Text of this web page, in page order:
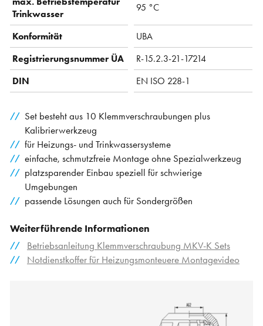
Trinkwasser
95 °C
Konformität
UBA
Registrierungsnummer ÜA
R-15.2.3-21-17214
DIN
EN ISO 228-1
Set besteht aus 10 Klemmverschraubungen plus
Kalibrierwerkzeug
für Heizungs- und Trinkwassersysteme
einfache, schmutzfreie Montage ohne Spezialwerkzeug
platzsparender Einbau speziell für schwierige
Umgebungen
passende Lösungen auch für Sondergrößen
Weiterführende Informationen
Betriebsanleitung Klemmverschraubung MKV-K Sets
Notdienstkoffer für Heizungsmonteuere Montagevideo